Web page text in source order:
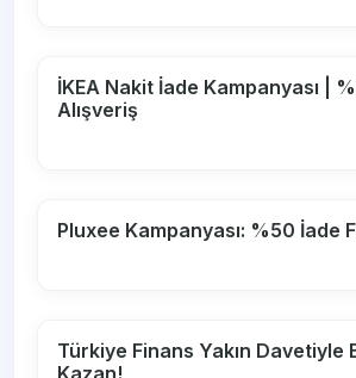
İKEA Nakit İade Kampanyası |
Alışveriş
Pluxee Kampanyası: %50 İade
Türkiye Finans Yakın Davetiyle
Kazan!